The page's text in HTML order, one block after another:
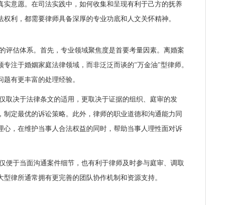
意愿。在司法实践中，如何收集和呈现有利于己方的抚养
利，都需要律师具备深厚的专业功底和人文关怀精神。
评估体系。首先，专业领域聚焦度是首要考量因素。离婚案
注于婚姻家庭法律领域，而非泛泛而谈的"万金油"型律师。
有更丰富的处理经验。
取决于法律条文的适用，更取决于证据的组织、庭审的发
定最优的诉讼策略。此外，律师的职业道德和沟通能力同
，在维护当事人合法权益的同时，帮助当事人理性面对诉
于当面沟通案件细节，也有利于律师及时参与庭审、调取
律所通常拥有更完善的团队协作机制和资源支持。